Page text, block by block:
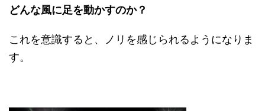
どんな風に足を動かすのか？
これを意識すると、ノリを感じられるようになりま
す。